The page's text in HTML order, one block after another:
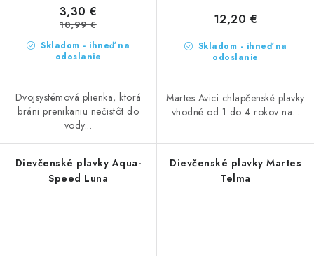
Skladom - ihneď na
odoslanie
3,30 €
10,99 €
Dvojsystémová plienka, ktorá
bráni prenikaniu nečistôt do
vody...
Skladom - ihneď na
odoslanie
12,20 €
Martes Avici chlapčenské plavky
vhodné od 1 do 4 rokov na...
Dievčenské plavky Aqua-
Speed Luna
Dievčenské plavky Martes
Telma